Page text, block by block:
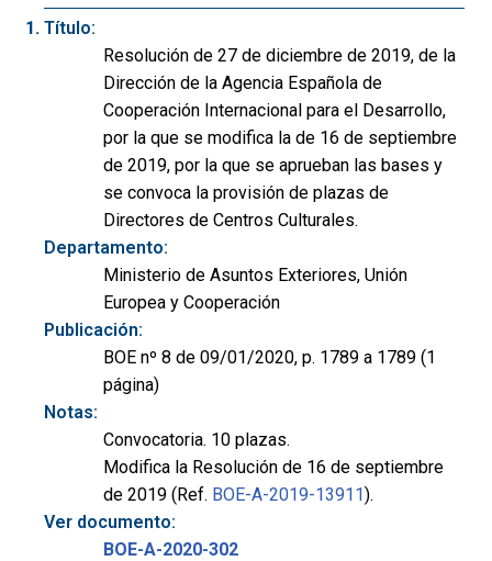
Título:
Resolución de 27 de diciembre de 2019, de la
Dirección de la Agencia Española de
Cooperación Internacional para el Desarrollo,
por la que se modifica la de 16 de septiembre
de 2019, por la que se aprueban las bases y
se convoca la provisión de plazas de
Directores de Centros Culturales.
Departamento:
Ministerio de Asuntos Exteriores, Unión
Europea y Cooperación
Publicación:
BOE nº 8 de 09/01/2020, p. 1789 a 1789 (1
página)
Notas:
Convocatoria. 10 plazas.
Modifica la Resolución de 16 de septiembre
de 2019 (Ref. BOE-A-2019-13911).
Ver documento:
BOE-A-2020-302